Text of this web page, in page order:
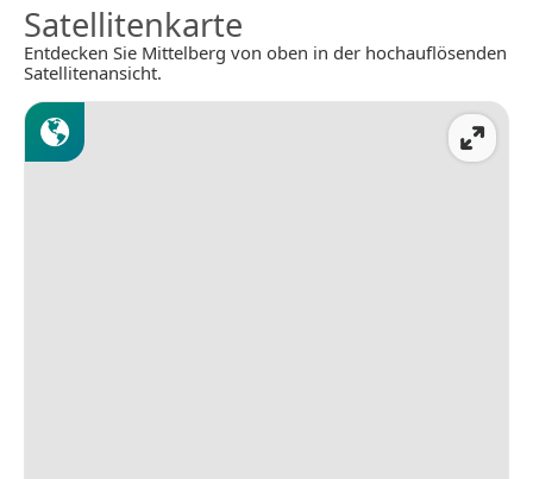
Satellitenkarte
Entdecken Sie Mittelberg von oben in der hochauflösenden
Satellitenansicht.